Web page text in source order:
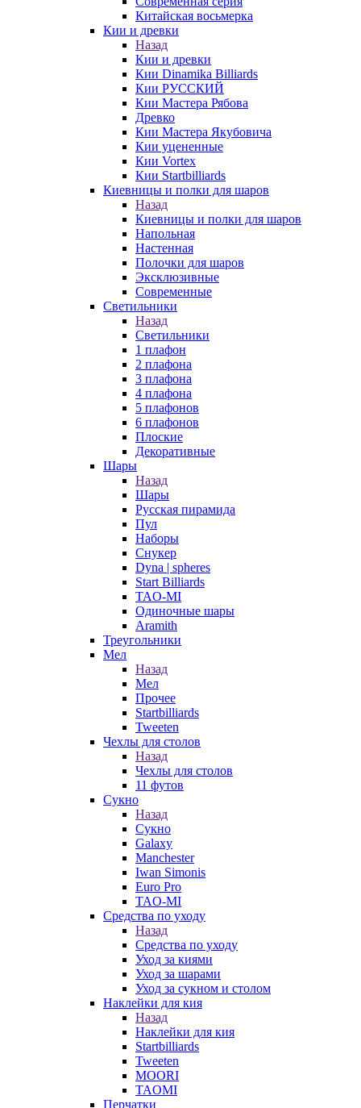
Китайская восьмерка
Кии и древки
Назад
Кии и древки
Кии Dinamika Billiards
Кии РУССКИЙ
Кии Мастера Рябова
Древко
Кии Мастера Якубовича
Кии уцененные
Кии Vortex
Кии Startbilliards
Киевницы и полки для шаров
Назад
Киевницы и полки для шаров
Напольная
Настенная
Полочки для шаров
Эксклюзивные
Современные
Светильники
Назад
Светильники
1 плафон
2 плафона
3 плафона
4 плафона
5 плафонов
6 плафонов
Плоские
Декоративные
Шары
Назад
Шары
Русская пирамида
Пул
Наборы
Снукер
Dyna | spheres
Start Billiards
TAO-MI
Одиночные шары
Aramith
Треугольники
Мел
Назад
Мел
Прочее
Startbilliards
Tweeten
Чехлы для столов
Назад
Чехлы для столов
11 футов
Сукно
Назад
Сукно
Galaxy
Manchester
Iwan Simonis
Euro Pro
TAO-MI
Средства по уходу
Назад
Средства по уходу
Уход за киями
Уход за шарами
Уход за сукном и столом
Наклейки для кия
Назад
Наклейки для кия
Startbilliards
Tweeten
MOORI
TAOMI
Перчатки